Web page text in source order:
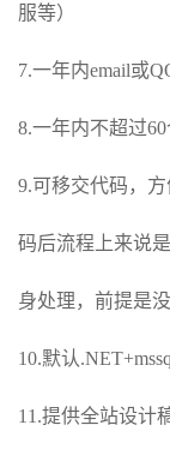
服等）
7.一年内email或
8.一年内不超过
9.可移交代码，
码后流程上来说
身处理，前提是
10.默认
11.提供全站设计